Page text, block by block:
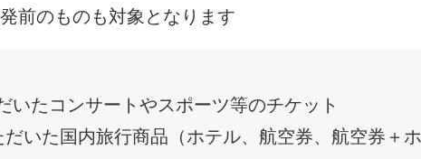
前のものも対象となります
いたコンサートやスポーツ等のチケット
いた国内旅行商品（ホテル、航空券、航空券＋